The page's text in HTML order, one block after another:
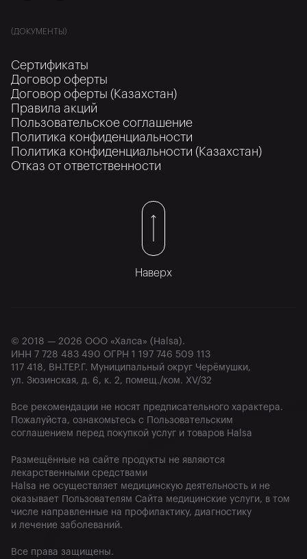
(ДОКУМЕНТЫ)
Сертификаты
Договор оферты
Договор оферты (Казахстан)
Правила акций
Пользовательское соглашение
Политика конфиденциальности
Политика конфиденциальности (Казахстан)
Отказ от ответственности
Наверх
© 2018 — 2026 ООО «Халса» (Halsa).
ИНН 7 728 483 490 ОГРН 1 197 746 509 113
117 418, ВН.ТЕР.Г. Муниципальный округ Черёмушки,
ул. Зюзинская, д. 6, к. 2, помещ./ком. XV/32
Все рекомендации не носят предписательного характера.
Пожалуйста, ознакомьтесь с Пользовательским
соглашением перед покупкой услуг и товаров Halsa
Размещённые на сайте продукты не являются
лекарственными средствами
Halsa не осуществляет медицинскую деятельность и не
оказывает Пользователям Сайта медицинские услуги, в том
числе направленные на профилактику, диагностику
и лечение заболеваний.
Все права защищены.